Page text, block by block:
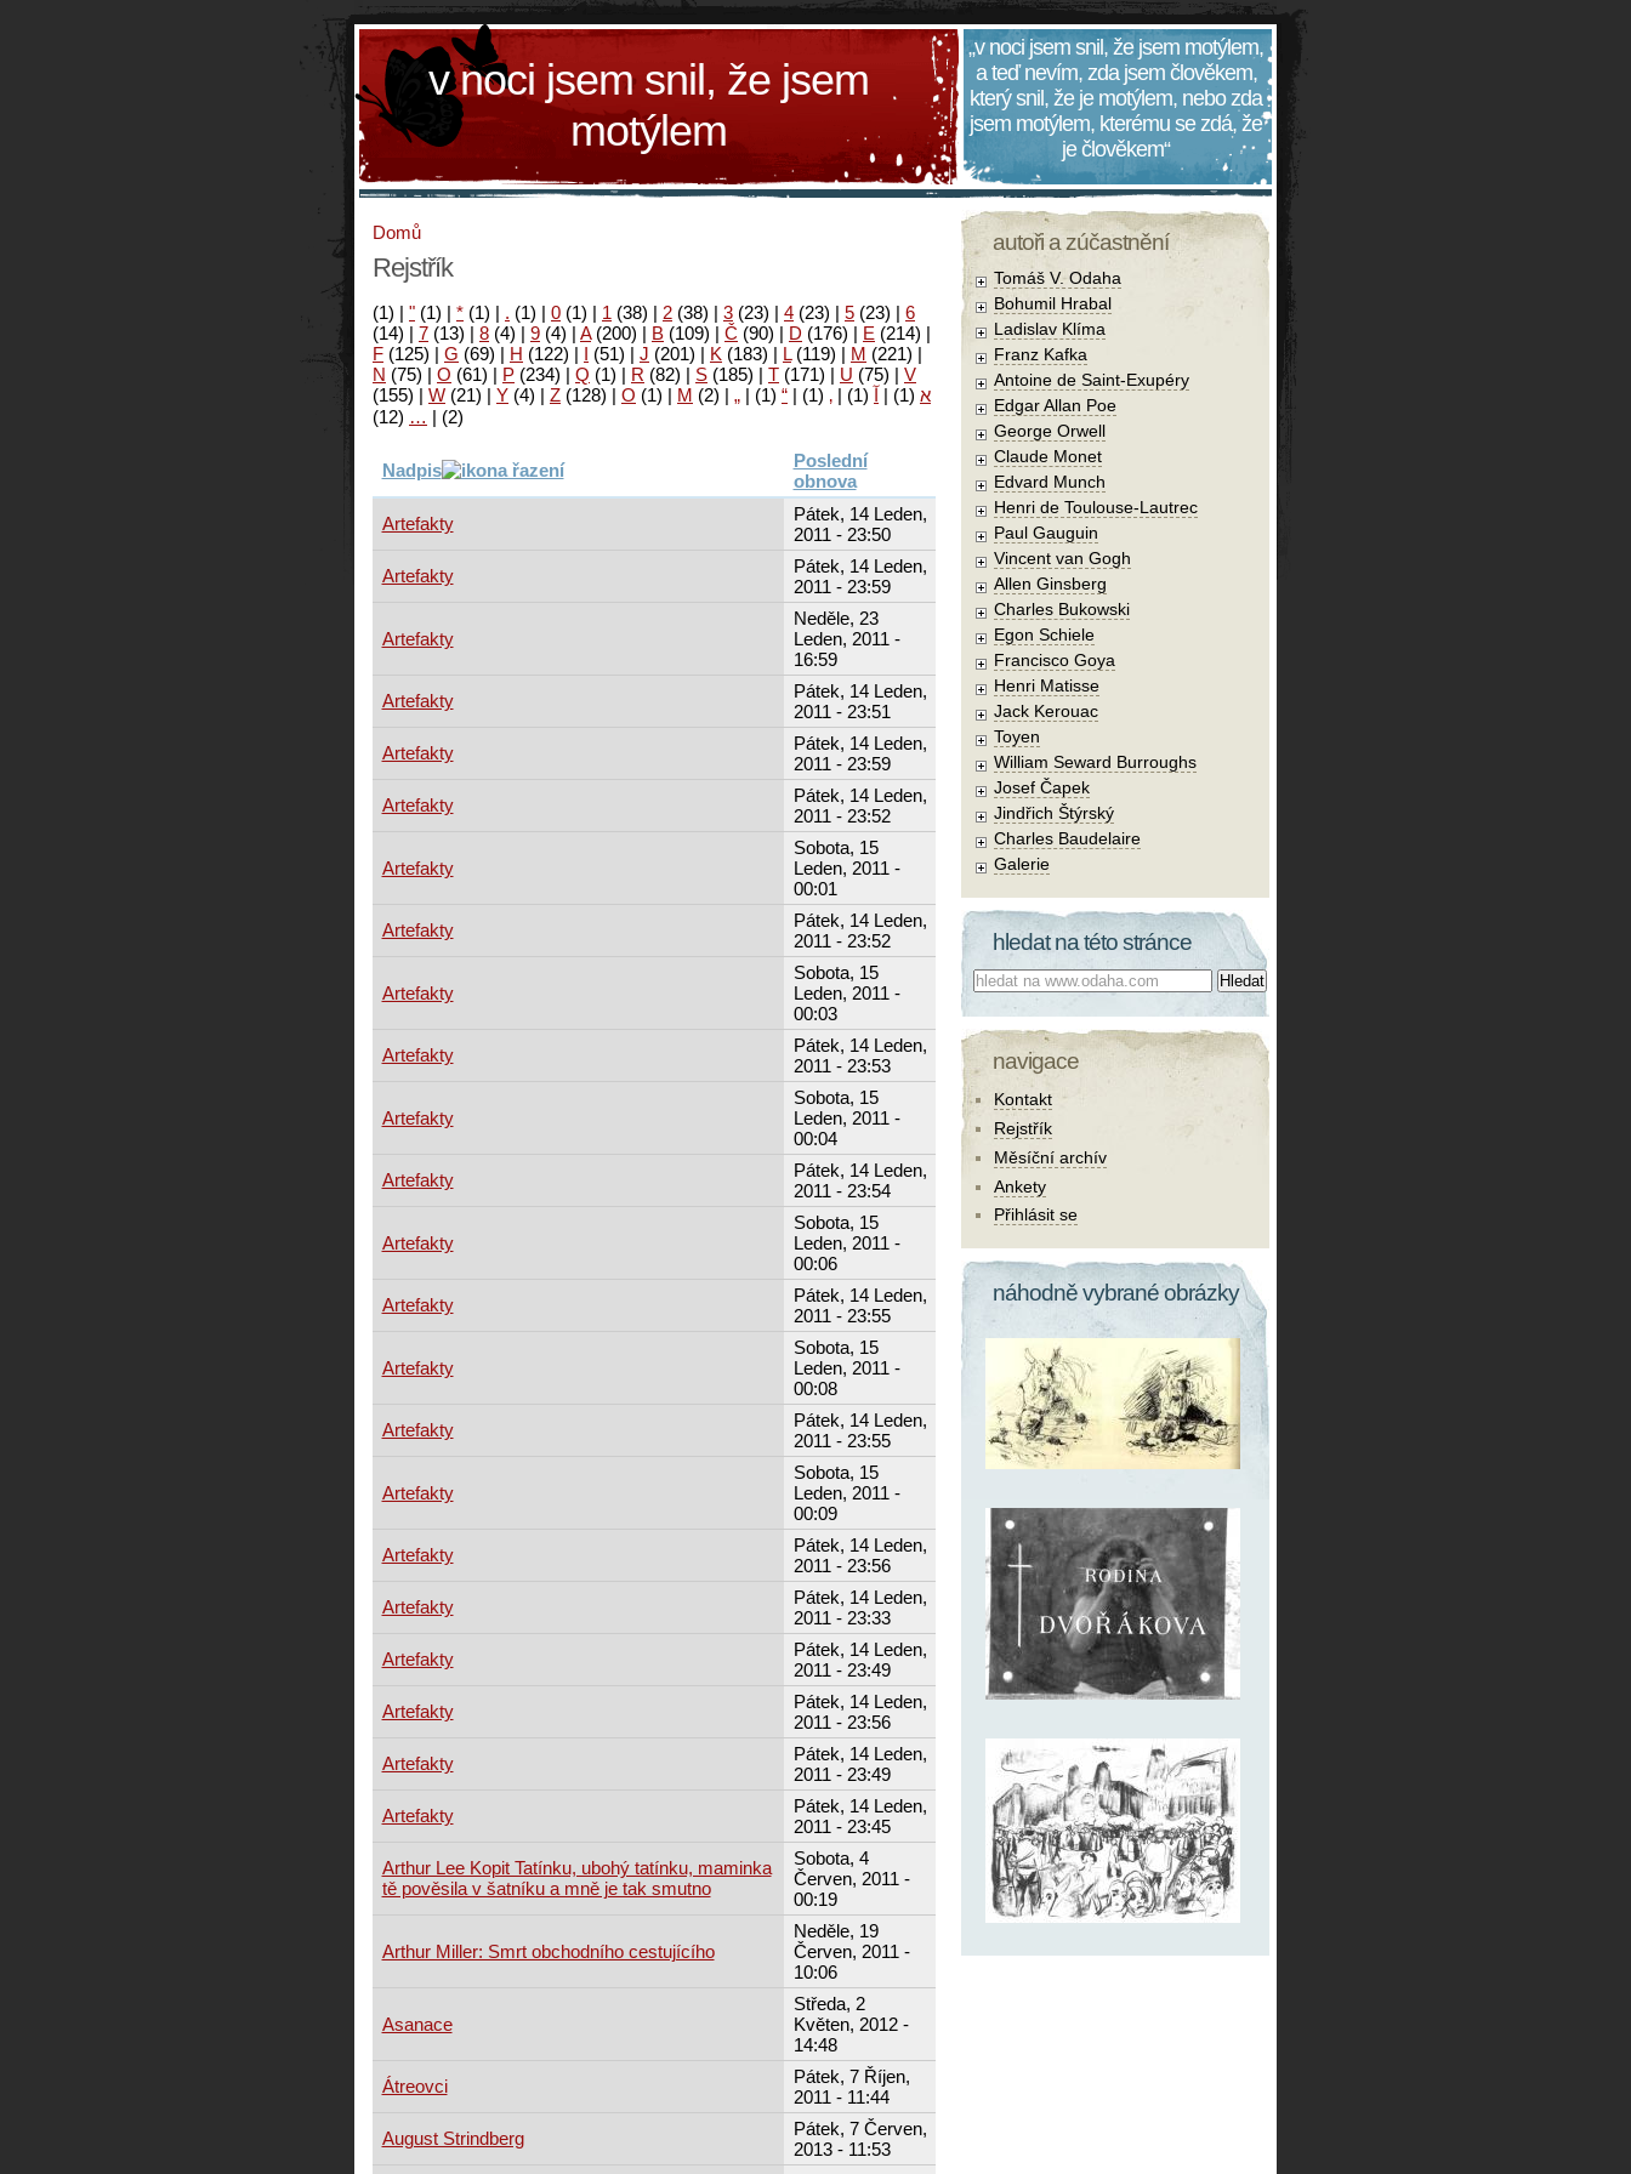
v noci jsem snil, že jsem
motýlem
„v noci jsem snil, že jsem motýlem,
a teď nevím, zda jsem člověkem,
který snil, že je motýlem, nebo zda
jsem motýlem, kterému se zdá, že
je člověkem“
Domů
Rejstřík
(1) | " (1) | * (1) | . (1) | 0 (1) | 1 (38) | 2 (38) | 3 (23) | 4 (23) | 5 (23) | 6
(14) | 7 (13) | 8 (4) | 9 (4) | A(200) | B (109) | Č (90) | D (176) | E (214) |
F (125) | G (69) | H (122) | I (51) | J (201) | K (183) | L(119) | M (221) |
N (75) | O (61) | P (234) | Q (1) | R (82) | S (185) | T (171) | U (75) | V
(155) | W (21) | Y (4) | Z (128) | Ο (1) | М (2) | א (1)
| آ (1)
|
‚
(1)
|
“
(1)
|
„
(2)
|
…
(12)
Nadpis
Poslední
obnova
Artefakty
Pátek, 14 Leden,
2011 - 23:50
Artefakty
Pátek, 14 Leden,
2011 - 23:59
Artefakty
Neděle, 23
Leden, 2011 -
16:59
Artefakty
Pátek, 14 Leden,
2011 - 23:51
Artefakty
Pátek, 14 Leden,
2011 - 23:59
Artefakty
Pátek, 14 Leden,
2011 - 23:52
Artefakty
Sobota, 15
Leden, 2011 -
00:01
Artefakty
Pátek, 14 Leden,
2011 - 23:52
Artefakty
Sobota, 15
Leden, 2011 -
00:03
Artefakty
Pátek, 14 Leden,
2011 - 23:53
Artefakty
Sobota, 15
Leden, 2011 -
00:04
Artefakty
Pátek, 14 Leden,
2011 - 23:54
Artefakty
Sobota, 15
Leden, 2011 -
00:06
Artefakty
Pátek, 14 Leden,
2011 - 23:55
Artefakty
Sobota, 15
Leden, 2011 -
00:08
Artefakty
Pátek, 14 Leden,
2011 - 23:55
Artefakty
Sobota, 15
Leden, 2011 -
00:09
Artefakty
Pátek, 14 Leden,
2011 - 23:56
Artefakty
Pátek, 14 Leden,
2011 - 23:33
Artefakty
Pátek, 14 Leden,
2011 - 23:49
Artefakty
Pátek, 14 Leden,
2011 - 23:56
Artefakty
Pátek, 14 Leden,
2011 - 23:49
Artefakty
Pátek, 14 Leden,
2011 - 23:45
Arthur Lee Kopit Tatínku, ubohý tatínku, maminka
tě pověsila v šatníku a mně je tak smutno
Sobota, 4
Červen, 2011 -
00:19
Arthur Miller: Smrt obchodního cestujícího
Neděle, 19
Červen, 2011 -
10:06
Asanace
Středa, 2
Květen, 2012 -
14:48
Átreovci
Pátek, 7 Říjen,
2011 - 11:44
August Strindberg
Pátek, 7 Červen,
2013 - 11:53
autoři a zúčastnění
Tomáš V. Odaha
Bohumil Hrabal
Ladislav Klíma
Franz Kafka
Antoine de Saint-Exupéry
Edgar Allan Poe
George Orwell
Claude Monet
Edvard Munch
Henri de Toulouse-Lautrec
Paul Gauguin
Vincent van Gogh
Allen Ginsberg
Charles Bukowski
Egon Schiele
Francisco Goya
Henri Matisse
Jack Kerouac
Toyen
William Seward Burroughs
Josef Čapek
Jindřich Štýrský
Charles Baudelaire
Galerie
hledat na této stránce
Co hledat:
navigace
Kontakt
Rejstřík
Měsíční archív
Ankety
Přihlásit se
náhodně vybrané obrázky